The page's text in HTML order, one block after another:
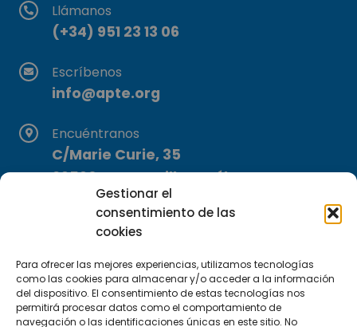
Gestionar el
consentimiento de las
cookies
Para ofrecer las mejores experiencias, utilizamos tecnologías
como las cookies para almacenar y/o acceder a la información
del dispositivo. El consentimiento de estas tecnologías nos
permitirá procesar datos como el comportamiento de
navegación o las identificaciones únicas en este sitio. No
Llámanos
(+34) 951 23 13 06
Escríbenos
info@apte.org
Encuéntranos
C/Marie Curie, 35
29590 Campanillas, Málaga
Suscríbete a nuestra Newsletter